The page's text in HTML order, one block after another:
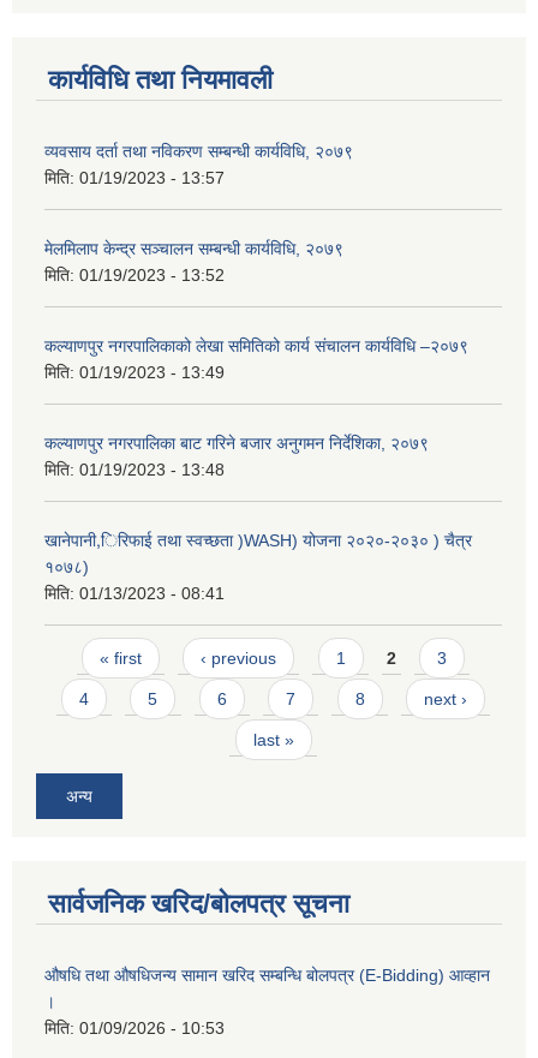
कार्यविधि तथा नियमावली
व्यवसाय दर्ता तथा नविकरण सम्बन्धी कार्यविधि, २०७९
मिति: 01/19/2023 - 13:57
मेलमिलाप केन्द्र सञ्चालन सम्बन्धी कार्यविधि, २०७९
मिति: 01/19/2023 - 13:52
कल्याणपुर नगरपालिकाको लेखा समितिको कार्य संचालन कार्यविधि –२०७९
मिति: 01/19/2023 - 13:49
कल्याणपुर नगरपालिका बाट गरिने बजार अनुगमन निर्देशिका, २०७९
मिति: 01/19/2023 - 13:48
खानेपानी,िरिफाई तथा स्वच्छता )WASH) योजना २०२०-२०३० ) चैत्र
१०७८)
मिति: 01/13/2023 - 08:41
Pages
« first ‹ previous 1 2 3
4 5 6 7 8 next ›
last »
अन्य
सार्वजनिक खरिद/बोलपत्र सूचना
औषधि तथा औषधिजन्य सामान खरिद सम्बन्धि बोलपत्र (E-Bidding) आव्हान
।
मिति: 01/09/2026 - 10:53